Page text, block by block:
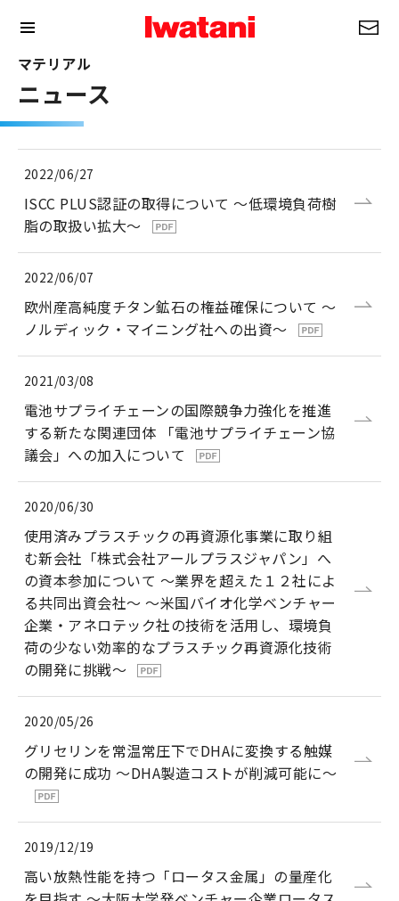
マテリアル
ニュース
2022/06/27
ISCC PLUS認証の取得について ～低環境負荷樹
脂の取扱い拡大～
2022/06/07
欧州産高純度チタン鉱石の権益確保について ～
ノルディック・マイニング社への出資～
2021/03/08
電池サプライチェーンの国際競争力強化を推進
する新たな関連団体 「電池サプライチェーン協
議会」への加入について
2020/06/30
使用済みプラスチックの再資源化事業に取り組
む新会社「株式会社アールプラスジャパン」へ
の資本参加について ～業界を超えた１２社によ
る共同出資会社～ ～米国バイオ化学ベンチャー
企業・アネロテック社の技術を活用し、環境負
荷の少ない効率的なプラスチック再資源化技術
の開発に挑戦～
2020/05/26
グリセリンを常温常圧下でDHAに変換する触媒
の開発に成功 ～DHA製造コストが削減可能に～
2019/12/19
高い放熱性能を持つ「ロータス金属」の量産化